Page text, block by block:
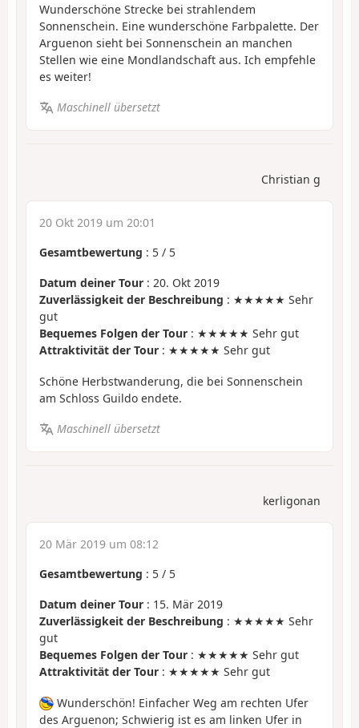
Wunderschöne Strecke bei strahlendem
Sonnenschein. Eine wunderschöne Farbpalette. Der
Arguenon sieht bei Sonnenschein an manchen
Stellen wie eine Mondlandschaft aus. Ich empfehle
es weiter!
Maschinell übersetzt
Christian g
20 Okt 2019 um 20:01
Gesamtbewertung : 5 / 5
Datum deiner Tour : 20. Okt 2019
Zuverlässigkeit der Beschreibung : ★★★★★ Sehr
gut
Bequemes Folgen der Tour : ★★★★★ Sehr gut
Attraktivität der Tour : ★★★★★ Sehr gut
Schöne Herbstwanderung, die bei Sonnenschein
am Schloss Guildo endete.
Maschinell übersetzt
kerligonan
20 Mär 2019 um 08:12
Gesamtbewertung : 5 / 5
Datum deiner Tour : 15. Mär 2019
Zuverlässigkeit der Beschreibung : ★★★★★ Sehr
gut
Bequemes Folgen der Tour : ★★★★★ Sehr gut
Attraktivität der Tour : ★★★★★ Sehr gut
Wunderschön! Einfacher Weg am rechten Ufer
des Arguenon; Schwierig ist es am linken Ufer in